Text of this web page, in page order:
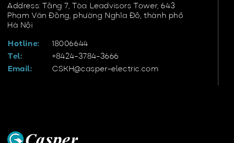
Address: Tầng 7, Tòa Leadvisors Tower, 643
Phạm Văn Đồng, phường Nghĩa Đô, thành phố
Hà Nội
Hotline:
18006644
Tel:
+8424-3784-3666
Email:
CSKH@casper-electric.com